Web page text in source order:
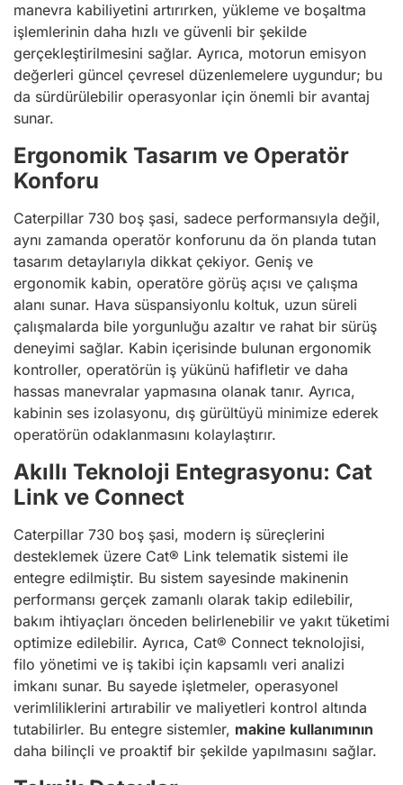
manevra kabiliyetini artırırken, yükleme ve boşaltma
işlemlerinin daha hızlı ve güvenli bir şekilde
gerçekleştirilmesini sağlar. Ayrıca, motorun emisyon
değerleri güncel çevresel düzenlemelere uygundur; bu
da sürdürülebilir operasyonlar için önemli bir avantaj
sunar.
Ergonomik Tasarım ve Operatör
Konforu
Caterpillar 730 boş şasi, sadece performansıyla değil,
aynı zamanda operatör konforunu da ön planda tutan
tasarım detaylarıyla dikkat çekiyor. Geniş ve
ergonomik kabin, operatöre görüş açısı ve çalışma
alanı sunar. Hava süspansiyonlu koltuk, uzun süreli
çalışmalarda bile yorgunluğu azaltır ve rahat bir sürüş
deneyimi sağlar. Kabin içerisinde bulunan ergonomik
kontroller, operatörün iş yükünü hafifletir ve daha
hassas manevralar yapmasına olanak tanır. Ayrıca,
kabinin ses izolasyonu, dış gürültüyü minimize ederek
operatörün odaklanmasını kolaylaştırır.
Akıllı Teknoloji Entegrasyonu: Cat
Link ve Connect
Caterpillar 730 boş şasi, modern iş süreçlerini
desteklemek üzere Cat® Link telematik sistemi ile
entegre edilmiştir. Bu sistem sayesinde makinenin
performansı gerçek zamanlı olarak takip edilebilir,
bakım ihtiyaçları önceden belirlenebilir ve yakıt tüketimi
optimize edilebilir. Ayrıca, Cat® Connect teknolojisi,
filo yönetimi ve iş takibi için kapsamlı veri analizi
imkanı sunar. Bu sayede işletmeler, operasyonel
verimliliklerini artırabilir ve maliyetleri kontrol altında
tutabilirler. Bu entegre sistemler, makine kullanımının
daha bilinçli ve proaktif bir şekilde yapılmasını sağlar.